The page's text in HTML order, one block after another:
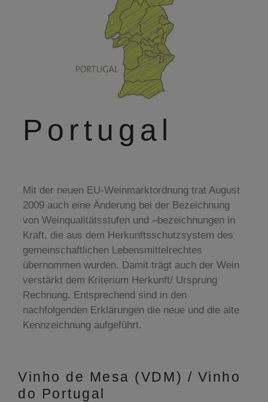
Portugal
Mit der neuen EU-Weinmarktordnung trat August
2009 auch eine Änderung bei der Bezeichnung
von Weinqualitätsstufen und –bezeichnungen in
Kraft, die aus dem Herkunftsschutzsystem des
gemeinschaftlichen Lebensmittelrechtes
übernommen wurden. Damit trägt auch der Wein
verstärkt dem Kriterium Herkunft/ Ursprung
Rechnung. Entsprechend sind in den
nachfolgenden Erklärungen die neue und die alte
Kennzeichnung aufgeführt.
Vinho de Mesa (VDM) / Vinho
do Portugal